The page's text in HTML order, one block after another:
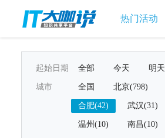
热门活动
起始日期 全部 今天 明天
城市 全国 北京(798)
合肥(42) 武汉(31)
温州(10) 南昌(10)